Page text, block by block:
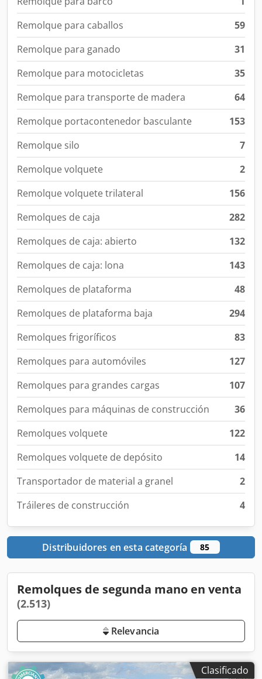
Remolque para caballos
59
Remolque para ganado
31
Remolque para motocicletas
35
Remolque para transporte de madera
64
Remolque portacontenedor basculante
153
Remolque silo
7
Remolque volquete
2
Remolque volquete trilateral
156
Remolques de caja
282
Remolques de caja: abierto
132
Remolques de caja: lona
143
Remolques de plataforma
48
Remolques de plataforma baja
294
Remolques frigoríficos
83
Remolques para automóviles
127
Remolques para grandes cargas
107
Remolques para máquinas de construcción
36
Remolques volquete
122
Remolques volquete de depósito
14
Transportador de material a granel
2
Tráileres de construcción
4
Distribuidores en esta categoría 85
Remolques de segunda mano en venta
(2.513)
Relevancia
Clasificado